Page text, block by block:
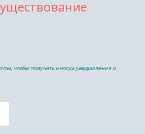
чтобы получать иногда уведомления о